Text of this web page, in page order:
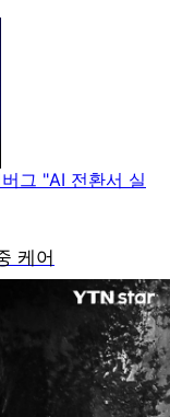
그 "AI 전환서 실